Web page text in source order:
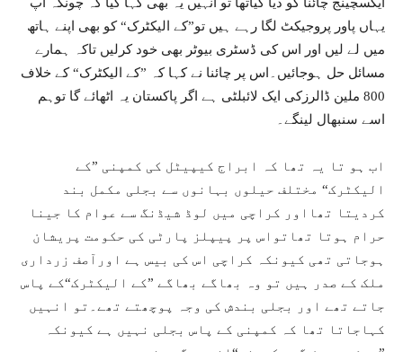
ایکسچینج چائنا کو دیا گیاتھا تو انہیں یہ بھی کہا گیا کہ چونکہ آپ
یہاں پاور پروجیکٹ لگا رہے ہیں تو”کے الیکٹرک“ کو بھی اپنے ہاتھ
میں لے لیں اور اس کی ڈسٹری بیوٹر بھی خود کرلیں تاکہ ہمارے
مسائل حل ہوجائیں۔اس پر چائنا نے کہا کہ ”کے الیکٹرک“ کے خلاف
800 ملین ڈالرزکی ایک لائبلٹی ہے اگر پاکستان یہ اٹھائے گا توہم
اسے سنبھال لینگے۔
اب ہو تا یہ تھا کہ ابراج کیپیٹل کی کمپنی ”کے
الیکٹرک“ مختلف حیلوں بہانوں سے بجلی مکمل بند
کردیتا تھااور کراچی میں لوڈ شیڈنگ سے عوام کا جینا
حرام ہوتا تھاتواس پر پیپلز پارٹی کی حکومت پریشان
ہوجاتی تھی کیونکہ کراچی اس کی بیس ہے اورآصف زرداری
ملک کے صدر ہیں تو وہ بھاگے بھاگے ”کے الیکٹرک“کے پاس
جاتے تھے اور بجلی بندش کی وجہ پوچھتے تھے۔تو انہیں
کہاجاتا تھا کہ کمپنی کے پاس بجلی نہیں ہے کیونکہ